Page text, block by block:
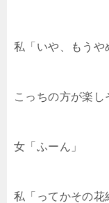
私「いや、もうや
こっちの方が楽し
女「ふーん」
私「ってかその花